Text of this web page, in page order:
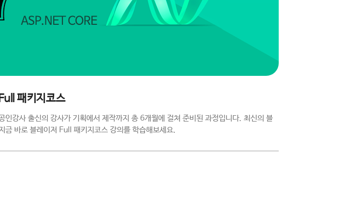
패키지코스
강사 출신의 강사가 기획에서 제작까지 총 6개월에 걸쳐 준비된 과정입니다. 최신의 블
바로 블레이저 Full 패키지코스 강의를 학습해보세요.